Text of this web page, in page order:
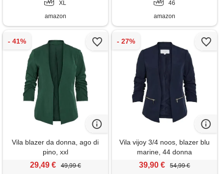
XL
amazon
46
amazon
Vila blazer da donna, ago di
pino, xxl
29,49 € 49,99 €
Vila vijoy 3/4 noos, blazer blu
marine, 44 donna
39,90 € 54,99 €